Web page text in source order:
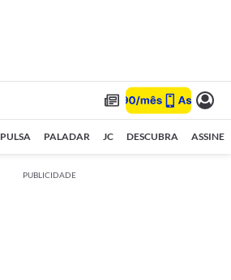
PULSA PALADAR JC DESCUBRA ASSINE
PUBLICIDADE